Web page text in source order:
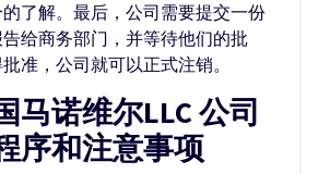
了解。最后，公司需要提交一份
给商务部门，并等待他们的批
准，公司就可以正式注销。
马诺维尔LLC 公司
序和注意事项